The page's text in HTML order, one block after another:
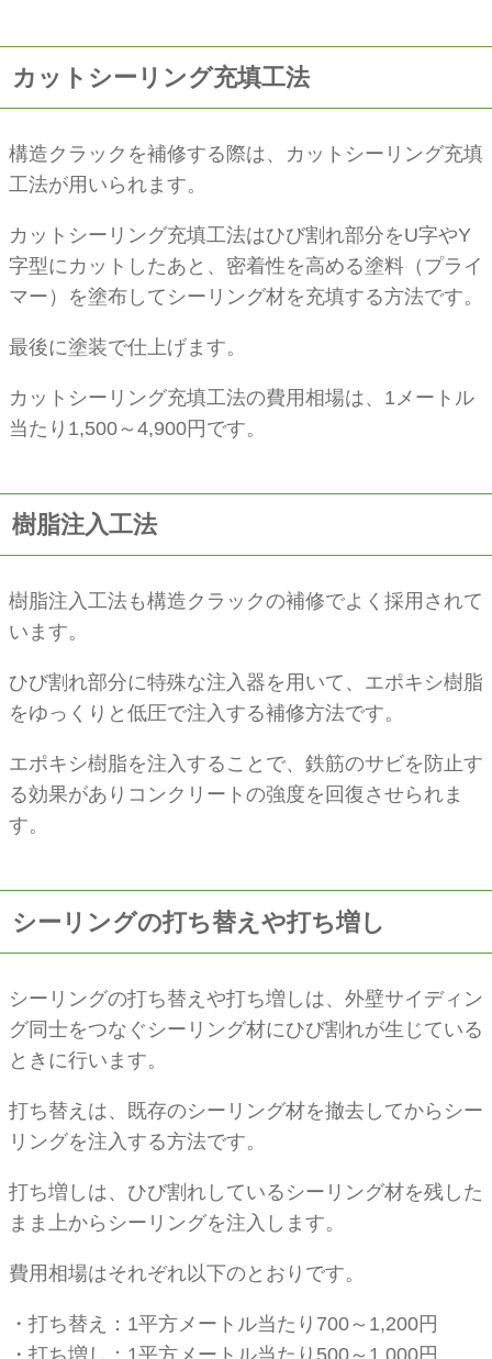
カットシーリング充填工法
構造クラックを補修する際は、カットシーリング充填
工法が用いられます。
カットシーリング充填工法はひび割れ部分をU字やY
字型にカットしたあと、密着性を高める塗料（プライ
マー）を塗布してシーリング材を充填する方法です。
最後に塗装で仕上げます。
カットシーリング充填工法の費用相場は、1メートル
当たり1,500～4,900円です。
樹脂注入工法
樹脂注入工法も構造クラックの補修でよく採用されて
います。
ひび割れ部分に特殊な注入器を用いて、エポキシ樹脂
をゆっくりと低圧で注入する補修方法です。
エポキシ樹脂を注入することで、鉄筋のサビを防止す
る効果がありコンクリートの強度を回復させられま
す。
シーリングの打ち替えや打ち増し
シーリングの打ち替えや打ち増しは、外壁サイディン
グ同士をつなぐシーリング材にひび割れが生じている
ときに行います。
打ち替えは、既存のシーリング材を撤去してからシー
リングを注入する方法です。
打ち増しは、ひび割れしているシーリング材を残した
まま上からシーリングを注入します。
費用相場はそれぞれ以下のとおりです。
・打ち替え：1平方メートル当たり700～1,200円
・打ち増し：1平方メートル当たり500～1,000円